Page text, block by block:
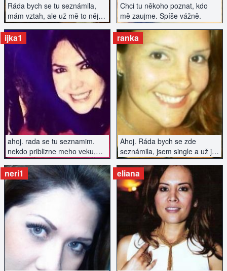
Ráda bych se tu seznámila,
mám vztah, ale už mě to nějak
nenaplňuje a chce to něco
nového...
Chci tu někoho poznat, kdo
mě zaujme. Spíše vážně.
ahoj. rada se tu seznamim.
nekdo priblizne meho veku,
kdo ma rad dobrou zabavu a
neni uplnej nesportovec..
ijka1
ZOBRAZIT INZERÁT
Ahoj. Ráda bych se zde
seznámila, jsem single a už je
čas začít se zas s někým
setkat :)
ranka
ZOBRAZIT INZERÁT
neri1
ZOBRAZIT INZERÁT
eliana
ZOBRAZIT INZERÁT